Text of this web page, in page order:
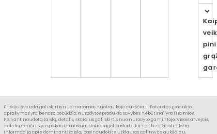
Prekės išvaizda gali skirtis nuo matomos nuotraukoje aukščiau. Pateiktas produkto
aprašymas yra bendro pobūdžio, nurodytos produkto savybės nebūtinai yra išsamios.
Perkant naudotą žaislą, detalių skaičius gali skirtis nuo nurodyto gamintojo. Visais atvejais,
detalių skaičius yra pakankamas naudotis pagal paskirtį. Jei norite sužinoti tikslią
informaciją apie dominantį žaislą, pasinaudokite užklausos galimybe aukščiau.